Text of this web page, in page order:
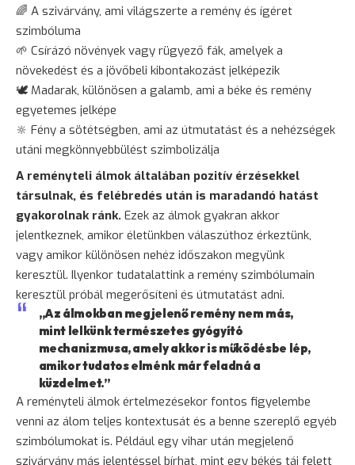
🌈 A szivárvány, ami világszerte a remény és ígéret
szimbóluma
🌱 Csírázó növények vagy rügyező fák, amelyek a
növekedést és a jövőbeli kibontakozást jelképezik
🕊️ Madarak, különösen a galamb, ami a béke és remény
egyetemes jelképe
🔆 Fény a sötétségben, ami az útmutatást és a nehézségek
utáni megkönnyebbülést szimbolizálja
A reményteli álmok általában pozitív érzésekkel
társulnak, és felébredés után is maradandó hatást
gyakorolnak ránk. Ezek az álmok gyakran akkor
jelentkeznek, amikor életünkben válaszúthoz érkeztünk,
vagy amikor különösen nehéz időszakon megyünk
keresztül. Ilyenkor tudatalattink a remény szimbólumain
keresztül próbál megerősíteni és útmutatást adni.
„Az álmokban megjelenő remény nem más,
mint lelkünk természetes gyógyító
mechanizmusa, amely akkor is működésbe lép,
amikor tudatos elménk már feladná a
küzdelmet.”
A reményteli álmok értelmezésekor fontos figyelembe
venni az álom teljes kontextusát és a benne szereplő egyéb
szimbólumokat is. Például egy vihar után megjelenő
szivárvány más jelentéssel bírhat, mint egy békés táj felett